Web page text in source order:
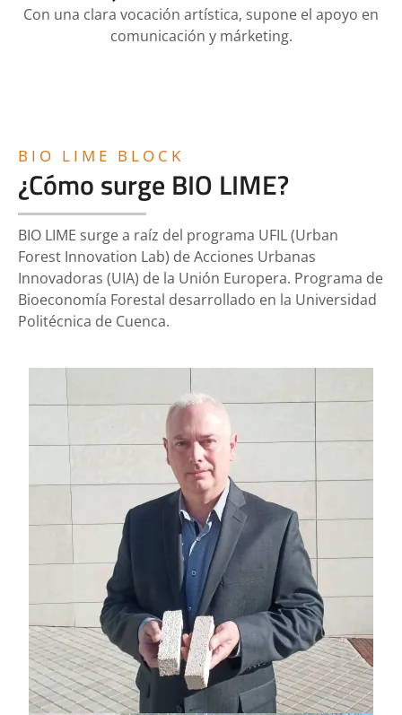
Con una clara vocación artística, supone el apoyo en
comunicación y márketing.
BIO LIME BLOCK
¿Cómo surge BIO LIME?
BIO LIME surge a raíz del programa UFIL (Urban
Forest Innovation Lab) de Acciones Urbanas
Innovadoras (UIA) de la Unión Europera. Programa de
Bioeconomía Forestal desarrollado en la Universidad
Politécnica de Cuenca.